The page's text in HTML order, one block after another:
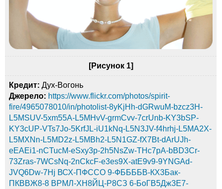
[Рисунок 1]
Кредит: Дух-Вогонь
Джерело: https://www.flickr.com/photos/spirit-
fire/4965078010/in/photolist-8yKjHh-dGRwuM-bzcz3H-
L5MSUV-5xm55A-L5MHvV-grmCvv-7crUnb-KY3bSP-
KY3cUP-VTs7Jo-5KrfJL-iU1kNq-L5N3JV-f4hrhj-L5MA2X-
L5MXNn-L5MD2z-L5MBh2-L5N1GZ-fX7Bt-dArUJh-
eEAEi1-nCTucM-eSxy3p-2h5NsZw-THc7pA-bBD3Cr-
73Zras-7WCsNq-2nCkcF-e3es9X-atE9v9-9YNGAd-
JVQ6Dw-7Hj ВСХ-ПФССО 9-ФББББВ-КХ3Бак-
ПКВВЖ8-8 ВРМЛ-ХН8ЙЦ-Р8СЗ 6-БоГВ5Дж3Е7-